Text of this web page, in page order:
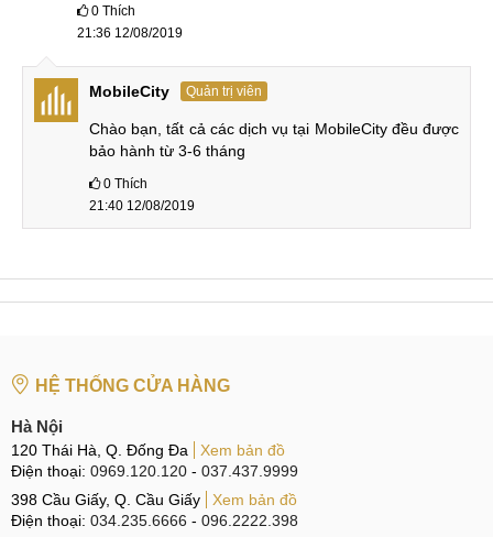
0 Thích
21:36 12/08/2019
MobileCity Quản trị viên
Chào bạn, tất cả các dịch vụ tại MobileCity đều được
bảo hành từ 3-6 tháng
0 Thích
21:40 12/08/2019
HỆ THỐNG CỬA HÀNG
Hà Nội
120 Thái Hà, Q. Đống Đa
Xem bản đồ
Điện thoại: 0969.120.120 - 037.437.9999
398 Cầu Giấy, Q. Cầu Giấy
Xem bản đồ
Điện thoại: 034.235.6666 - 096.2222.398